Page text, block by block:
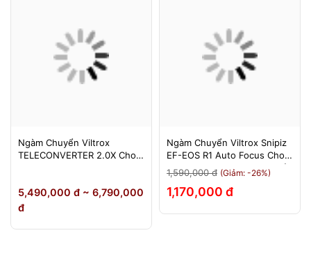
Ngàm Chuyển Viltrox
TELECONVERTER 2.0X Cho
Tháng
5,490,000 đ ~ 6,790,000
đ
Ngàm Chuyển Viltrox Snipiz
EF-EOS R1 Auto Focus Cho
Canon EOS R/RP/R5/R6 - Bảo
Hành 12 Tháng 1 Đổi 1
1,590,000 đ (Giảm: -26%)
1,170,000 đ